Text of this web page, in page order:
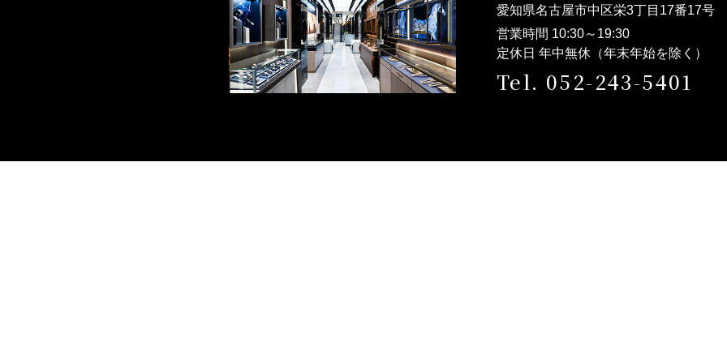
愛知県名古屋市中区栄3丁目17番17号
営業時間 10:30～19:30
定休日 年中無休（年末年始を除く）
Tel. 052-243-5401